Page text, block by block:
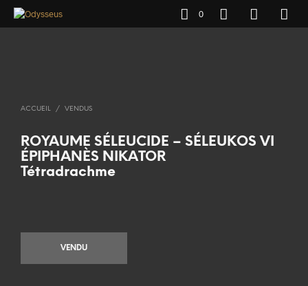
0
ACCUEIL / VENDUS
ROYAUME SÉLEUCIDE – SÉLEUKOS VI
ÉPIPHANÈS NIKATOR
Tétradrachme
VENDU